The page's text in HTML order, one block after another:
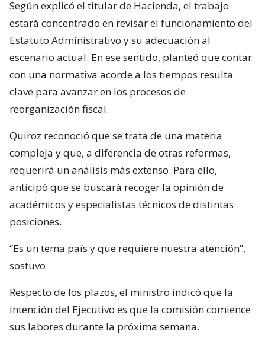
Según explicó el titular de Hacienda, el trabajo
estará concentrado en revisar el funcionamiento del
Estatuto Administrativo y su adecuación al
escenario actual. En ese sentido, planteó que contar
con una normativa acorde a los tiempos resulta
clave para avanzar en los procesos de
reorganización fiscal.
Quiroz reconoció que se trata de una materia
compleja y que, a diferencia de otras reformas,
requerirá un análisis más extenso. Para ello,
anticipó que se buscará recoger la opinión de
académicos y especialistas técnicos de distintas
posiciones.
“Es un tema país y que requiere nuestra atención”,
sostuvo.
Respecto de los plazos, el ministro indicó que la
intención del Ejecutivo es que la comisión comience
sus labores durante la próxima semana.